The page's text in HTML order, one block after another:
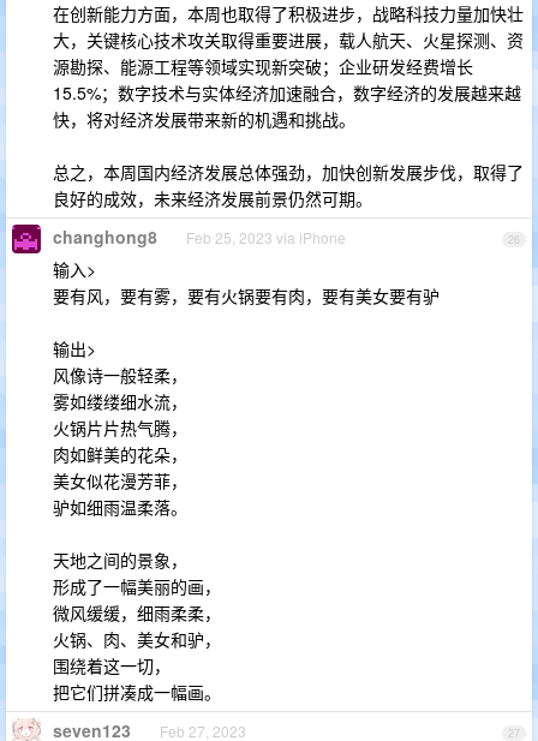
在创新能力方面，本周也取得了积极进步，战略科技力量加快壮
大，关键核心技术攻关取得重要进展，载人航天、火星探测、资
源勘探、能源工程等领域实现新突破；企业研发经费增长
15.5%；数字技术与实体经济加速融合，数字经济的发展越来越
快，将对经济发展带来新的机遇和挑战。
总之，本周国内经济发展总体强劲，加快创新发展步伐，取得了
良好的成效，未来经济发展前景仍然可期。
26
changhong8 Feb 25, 2023 via iPhone
输入>
要有风，要有雾，要有火锅要有肉，要有美女要有驴
输出>
风像诗一般轻柔，
雾如缕缕细水流，
火锅片片热气腾，
肉如鲜美的花朵，
美女似花漫芳菲，
驴如细雨温柔落。
天地之间的景象，
形成了一幅美丽的画，
微风缓缓，细雨柔柔，
火锅、肉、美女和驴，
围绕着这一切，
把它们拼凑成一幅画。
27
seven123 Feb 27, 2023